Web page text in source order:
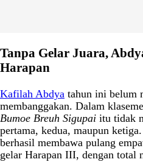
Tanpa Gelar Juara,
Harapan
Kafilah Abdya tahun ini belum
membanggakan. Dalam
Bumoe Breuh Sigupai itu tidak
pertama, kedua, maupun
berhasil membawa pulang
gelar Harapan III, dengan total